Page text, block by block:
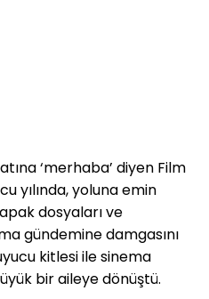
‘merhaba’ diyen Film
yılında, yoluna emin
dosyaları ve
gündemine damgasını
kitlesi ile sinema
bir aileye dönüştü.